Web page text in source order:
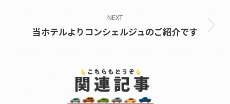
NEXT
Next
当ホテルよりコンシェルジュのご紹介です